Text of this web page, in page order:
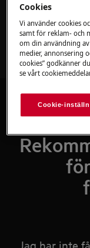
Sök
Jag har inte
Cookies
Vi använder cookies
samt för reklam- och
om din användning
medier, annonsering
cookies” godkänner
se vårt
Cookie-